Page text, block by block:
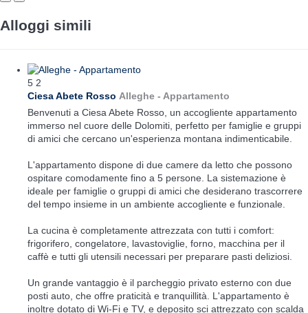
Alloggi simili
5 2
Ciesa Abete Rosso Alleghe - Appartamento
Benvenuti a Ciesa Abete Rosso, un accogliente appartamento
immerso nel cuore delle Dolomiti, perfetto per famiglie e gruppi
di amici che cercano un'esperienza montana indimenticabile.
L'appartamento dispone di due camere da letto che possono
ospitare comodamente fino a 5 persone. La sistemazione è
ideale per famiglie o gruppi di amici che desiderano trascorrere
del tempo insieme in un ambiente accogliente e funzionale.
La cucina è completamente attrezzata con tutti i comfort:
frigorifero, congelatore, lavastoviglie, forno, macchina per il
caffè e tutti gli utensili necessari per preparare pasti deliziosi.
Un grande vantaggio è il parcheggio privato esterno con due
posti auto, che offre praticità e tranquillità. L'appartamento è
inoltre dotato di Wi-Fi e TV, e deposito sci attrezzato con scalda